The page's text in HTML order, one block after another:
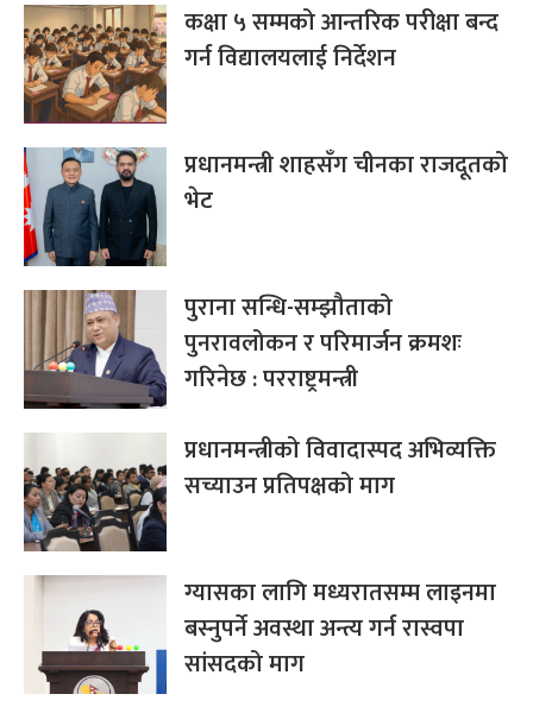
कक्षा ५ सम्मको आन्तरिक परीक्षा बन्द
गर्न विद्यालयलाई निर्देशन
प्रधानमन्त्री शाहसँग चीनका राजदूतको
भेट
पुराना सन्धि-सम्झौताको
पुनरावलोकन र परिमार्जन क्रमशः
गरिनेछ : परराष्ट्रमन्त्री
प्रधानमन्त्रीको विवादास्पद अभिव्यक्ति
सच्याउन प्रतिपक्षको माग
ग्यासका लागि मध्यरातसम्म लाइनमा
बस्नुपर्ने अवस्था अन्त्य गर्न रास्वपा
सांसदको माग